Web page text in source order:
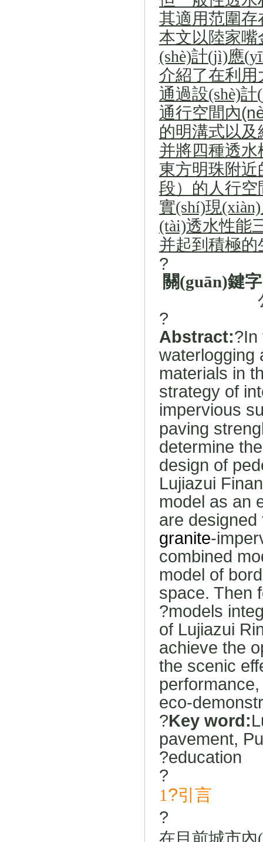
其適用范圍存
本文以陸家嘴
(shè)計(jì)應
介紹了在利用
通過設(shè)
通行空間內
的明溝式以
并將四種透
東方明珠附近
段） 的人行
實(shí)現
(tài)透水性能
并起到積極的
?
關(guān)鍵字
?
Abstract:?In
waterlogging
materials in
strategy of
impervious
paving
determine
design of
Lujiazui
model as an
are
granite-
combined
model of
space. Then
?models
of Lujiazui
achieve the
the scenic
eco-
?Key word:
pavement,
?education
?
1 ?引言
?
在目前城市內